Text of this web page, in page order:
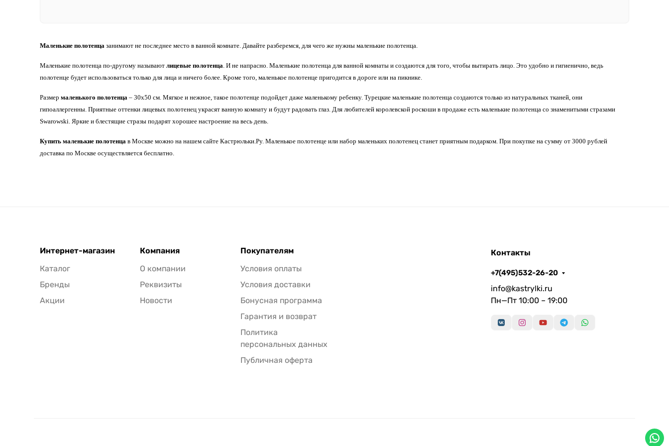
Маленькие полотенца занимают не последнее место в ванной комнате. Давайте разберемся, для чего же нужны маленькие полотенца.
Маленькие полотенца по-другому называют лицевые полотенца. И не напрасно. Маленькие полотенца для ванной комнаты и создаются для того, чтобы вытирать лицо. Это удобно и гигиенично, ведь
полотенце будет использоваться только для лица и ничего более. Кроме того, маленькое полотенце пригодится в дороге или на пикнике.
Размер маленького полотенца – 30х50 см. Мягкое и нежное, такое полотенце подойдет даже маленькому ребенку. Турецкие маленькие полотенца создаются только из натуральных тканей, они
гипоаллергенны. Приятные оттенки лицевых полотенец украсят ванную комнату и будут радовать глаз. Для любителей королевской роскоши в продаже есть маленькие полотенца со знаменитыми стразами
Swarowski. Яркие и блестящие стразы подарят хорошее настроение на весь день.
Купить маленькие полотенца в Москве можно на нашем сайте Кастрюльки.Ру. Маленькое полотенце или набор маленьких полотенец станет приятным подарком. При покупке на сумму от 3000 рублей
доставка по Москве осуществляется бесплатно.
Интернет-магазин
Каталог
Бренды
Акции
Компания
О компании
Реквизиты
Новости
Покупателям
Условия оплаты
Условия доставки
Бонусная программа
Гарантия и возврат
Политика
персональных данных
Публичная оферта
Контакты
+7(495)532-26-20
info@kastrylki.ru
Пн—Пт 10:00 – 19:00